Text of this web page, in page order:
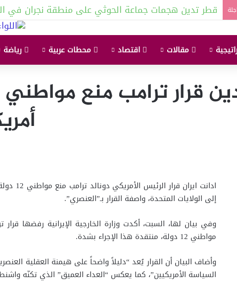
قطر تدين هجمات جماعة الحوثي على منطقة نجران في
مقالات اقتصاد محطات عربية رياضة
ادانت
إلى الولايات المتحدة، واصفة القرار بـ”العنصري”.
وفي بيان لها، السبت، أكدت وزارة الخارجية الإيرانية رفضها
مواطني 12 دولة، منتقدة هذا الإجراء بشدة.
وأضاف البيان أن القرار يُعد “دليلاً واضحاً على هيمنة العقلية
السياسة الأمريكيين”، كما يعكس “العداء العميق” الذي تكنّه